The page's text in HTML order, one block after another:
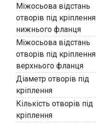
Міжосьова відстань
отворів під кріплення
нижнього фланця
Міжосьова відстань
отворів під кріплення
верхнього фланця
Діаметр отворів під
кріплення
Кількість отворів під
кріплення